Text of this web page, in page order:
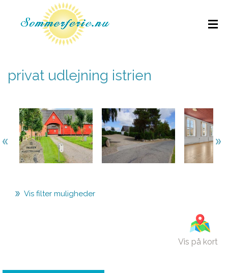
privat udlejning istrien
Vis filter muligheder
Vis på kort